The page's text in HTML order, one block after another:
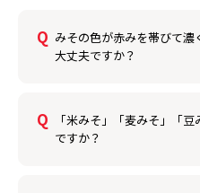
みその色が赤みを帯びて濃
大丈夫ですか？
「米みそ」「麦みそ」「
ですか？